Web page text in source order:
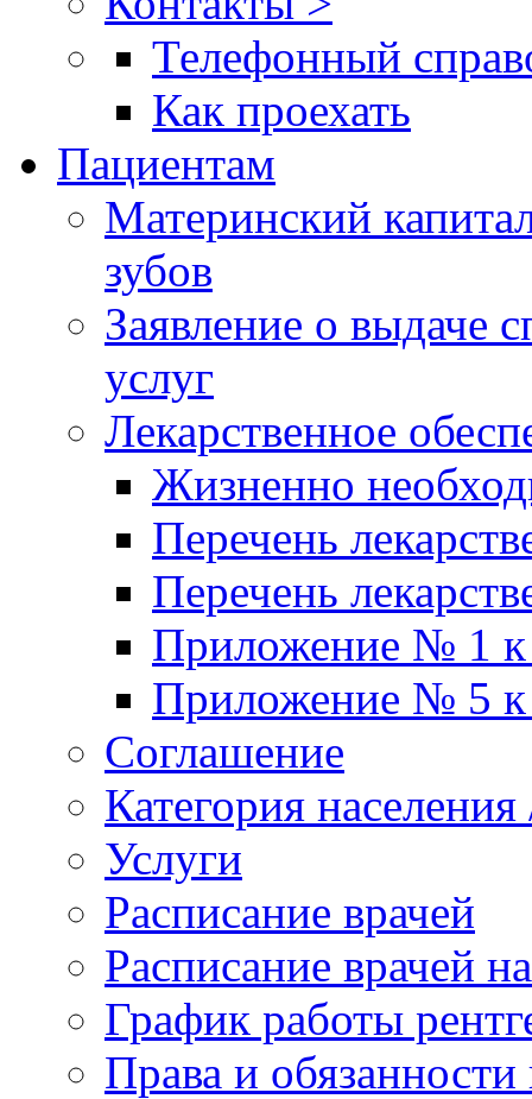
Телефонный
Как проехать
Пациентам
Материнский
зубов
Заявление о выдаче
услуг
Лекарственное
Жизненно
Перечень
Перечень
Приложение № 1 к
Приложение № 5 к
Соглашение
Категория
Услуги
Расписание врачей
Расписание врачей
График работы
Права и